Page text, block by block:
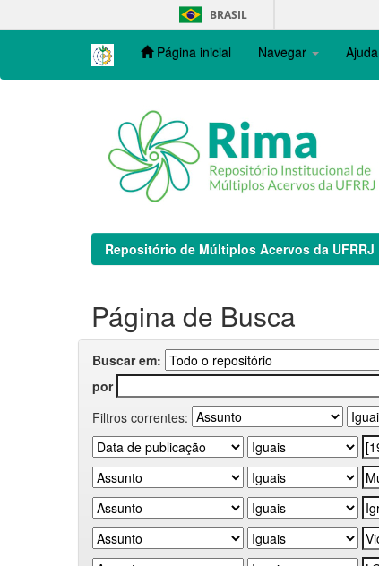
navigation
BRASIL
Página inicial Navegar Ajuda
Repositório de Múltiplos Acervos da UFRRJ
Página de Busca
Buscar em:
por
Filtros correntes: